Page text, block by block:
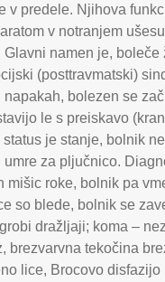
v predele. Njihova
v notranjem ušesu
namen je, boleče
(posttravmatski)
napakah, bolezen se
le s preiskavo
je stanje, bolnik
za pljučnico.
mišic roke, bolnik pa
so blede, bolnik se
dražljaji; koma –
, brezvarvna tekočina
lice, Brocovo